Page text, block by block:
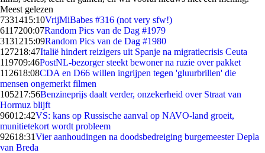
Meest gelezen
7331415:10VrijMiBabes #316 (not very sfw!)
6117200:07Random Pics van de Dag #1979
3131215:09Random Pics van de Dag #1980
127218:47Italië hindert reizigers uit Spanje na migratiecrisis Ceuta
119709:46PostNL-bezorger steekt bewoner na ruzie over pakket
112618:08CDA en D66 willen ingrijpen tegen 'gluurbrillen' die
mensen ongemerkt filmen
105217:56Benzineprijs daalt verder, onzekerheid over Straat van
Hormuz blijft
96012:42VS: kans op Russische aanval op NAVO-land groeit,
munitietekort wordt probleem
92618:31Vier aanhoudingen na doodsbedreiging burgemeester Depla
van Breda